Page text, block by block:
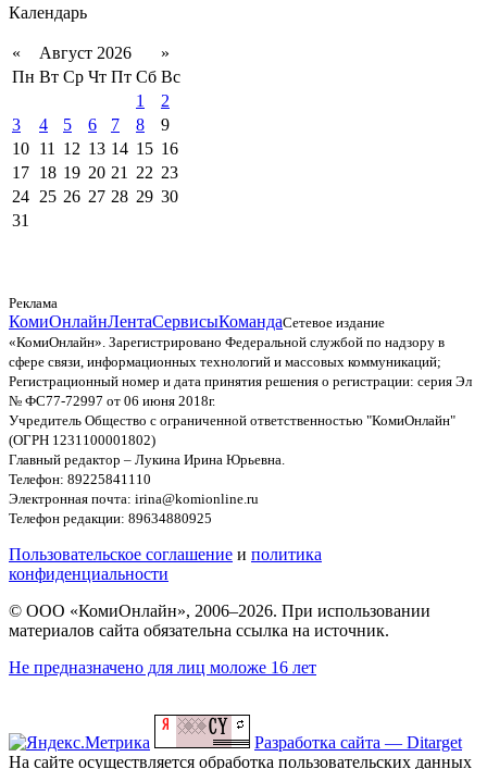
Календарь
« Август 2026
»
Пн Вт Ср Чт Пт Сб Вс
1
2
3
4 5 6 7 8
9
10 11 12 13 14 15 16
17 18 19 20 21 22 23
24 25 26 27 28 29 30
31
Реклама
КомиОнлайнЛентаСервисыКомандаСетевое издание
«КомиОнлайн». Зарегистрировано Федеральной службой по надзору в
сфере связи, информационных технологий и массовых коммуникаций;
Регистрационный номер и дата принятия решения о регистрации: серия Эл
№ ФС77-72997 от 06 июня 2018г.
Учредитель Общество с ограниченной ответственностью "КомиОнлайн"
(ОГРН 1231100001802)
Главный редактор – Лукина Ирина Юрьевна.
Телефон: 89225841110
Электронная почта: irina@komionline.ru
Телефон редакции: 89634880925
Пользовательское соглашение и политика
конфиденциальности
© ООО «КомиОнлайн», 2006–2026. При использовании
материалов сайта обязательна ссылка на источник.
Не предназначено для лиц моложе 16 лет
Разработка сайта — Ditarget
На сайте осуществляется обработка пользовательских данных